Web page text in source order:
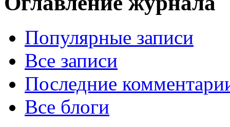
Популярные записи
Все записи
Последние
Все блоги